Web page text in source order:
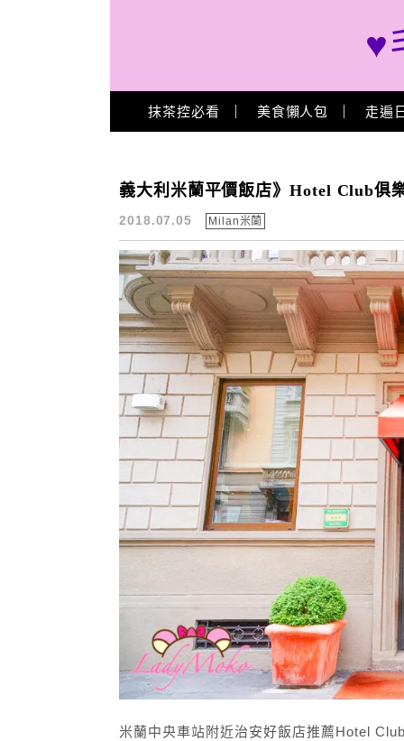
♥
Main Menu
抹茶控必看 美食懶人包 走遍
義大利米蘭蜜月
義大利米蘭平價飯店》Hotel Club俱
2018.07.05 Milan米蘭
米蘭中央車站附近治安好飯店推薦Hotel